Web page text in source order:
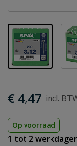
View larger
€ 4,47
Op voorraad
1 tot 2